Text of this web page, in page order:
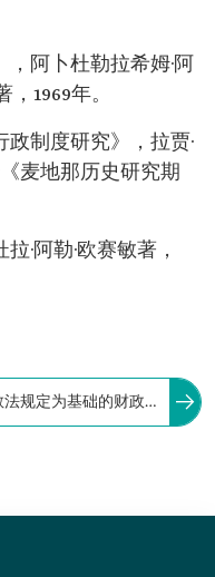
阿卜杜勒拉希姆·阿
1969年。
政制度研究》，拉贾·
麦地那历史研究期
·阿勒·欧赛敏著，
规定为基础的财政制